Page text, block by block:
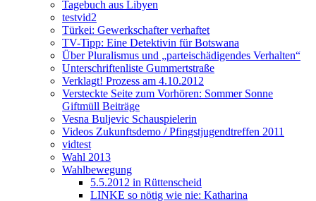
Tagebuch aus Libyen
testvid2
Türkei: Gewerkschafter verhaftet
TV-Tipp: Eine Detektivin für Botswana
Über Pluralismus und „parteischädigendes Verhalten“
Unterschriftenliste Gummertstraße
Verklagt! Prozess am 4.10.2012
Versteckte Seite zum Vorhören: Sommer Sonne
Giftmüll Beiträge
Vesna Buljevic Schauspielerin
Videos Zukunftsdemo / Pfingstjugendtreffen 2011
vidtest
Wahl 2013
Wahlbewegung
5.5.2012 in Rüttenscheid
LINKE so nötig wie nie: Katharina